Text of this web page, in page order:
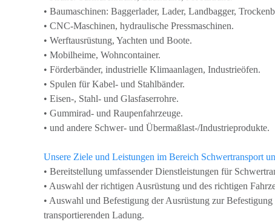
• Baumaschinen: Baggerlader, Lader, Landbagger,
• CNC-Maschinen, hydraulische Pressmaschinen.
• Werftausrüstung, Yachten und Boote.
• Mobilheime, Wohncontainer.
• Förderbänder, industrielle Klimaanlagen, Industrieöfen.
• Spulen für Kabel- und Stahlbänder.
• Eisen-, Stahl- und Glasfaserrohre.
• Gummirad- und Raupenfahrzeuge.
• und andere Schwer- und Übermaßlast-/Industrieprodukte.
Unsere Ziele und Leistungen im Bereich Schwertransport
• Bereitstellung umfassender Dienstleistungen für
• Auswahl der richtigen Ausrüstung und des richtigen
• Auswahl und Befestigung der Ausrüstung zur
transportierenden Ladung.